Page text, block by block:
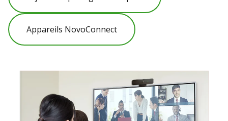
Appareils NovoConnect